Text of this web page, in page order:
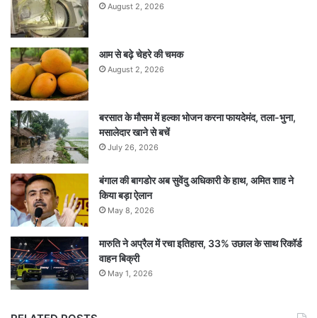
32वें ओवर की पांचवीं गेंद पर एक रन लेकर अपना दूसरा
शतक पूरा किया जिसके लिए उन्होंने 102 गेंदों का सामना
किया।
इससे पहले पंत ने 32वें ओवर की दूसरी गेंद पर कुलदीप की
गेंद पर हैंड्सकॉम्ब का कैच छोड़ कर मौका गंवा दिया।
ख्वाजा अगले ओवर की आखिरी गेंद पर भुवनेश्वर कुमार की
गेंद पर शॉर्ट कवर्स पर कोहली को आसान सा कैच दे बैठे।
उनका विकेट 175 रनों के कुल स्कोर पर गिरा। ख्वाजा और
हैंड्सकॉम्ब ने दूसरे विकेट के लिए 111 गेंदों पर 99 रनों की
साझेदारी की।
ग्लैन मैक्सवेल (1) इस मैच में कुछ नहीं कर सके और अगले
August 2, 2026
आम से बढ़े चेहरे की चमक
August 2, 2026
बरसात के मौसम में हल्का भोजन करना फायदेमंद, तला-भुना,
मसालेदार खाने से बचें
July 26, 2026
बंगाल की बागडोर अब सुवेंदु अधिकारी के हाथ, अमित शाह ने
किया बड़ा ऐलान
May 8, 2026
मारुति ने अप्रैल में रचा इतिहास, 33% उछाल के साथ रिकॉर्ड
वाहन बिक्री
May 1, 2026